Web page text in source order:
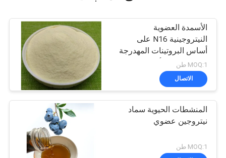
الأسمدة العضوية
النيتروجينية N16 على
أساس البروتينات المهدرجة
مع 80% من الأحماض
الأمينية
MOQ:1 طن
الاتصال
المنشطات الحيوية سماد
نيتروجين عضوي
MOQ:1 طن